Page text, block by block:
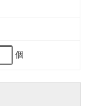
個